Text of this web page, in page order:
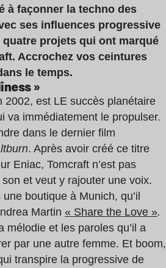
à façonner la techno des
ses influences progressive
projets qui ont marqué
Accrochez vos ceintures
le temps.
»
2002, est LE succès planétaire
va immédiatement le propulser.
dans le dernier film
. Après avoir créé ce titre
Eniac, Tomcraft n’est pas
et veut y rajouter une voix.
boutique à Munich, qu’il
Martin « Share the Love ».
mélodie et les paroles qu’il a
par une autre femme. Et boom,
transpire la progressive de